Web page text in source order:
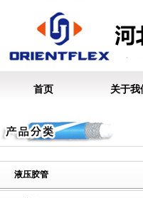
首页 关于我
液压胶管